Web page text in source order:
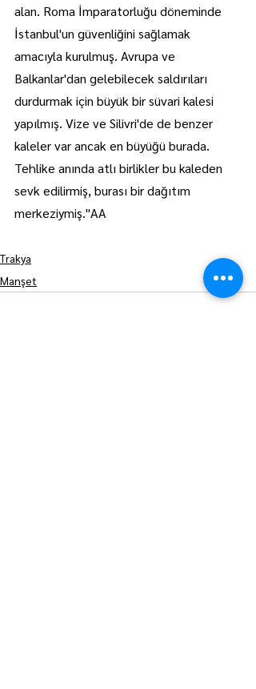
alan. Roma İmparatorluğu döneminde
İstanbul'un güvenliğini sağlamak
amacıyla kurulmuş. Avrupa ve
Balkanlar'dan gelebilecek saldırıları
durdurmak için büyük bir süvari kalesi
yapılmış. Vize ve Silivri'de de benzer
kaleler var ancak en büyüğü burada.
Tehlike anında atlı birlikler bu kaleden
sevk edilirmiş, burası bir dağıtım
merkeziymiş."AA
Trakya
Manşet